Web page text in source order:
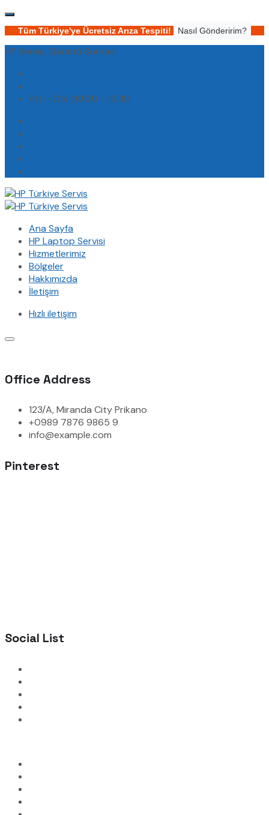
Tüm Türkiye'ye Ücretsiz Arıza Tespiti! Nasıl Gönderirim?
HP Servis, Garanti Sonrası
Pzt - Cts 09.00 - 19.30
Ana Sayfa
HP Laptop Servisi
Hizmetlerimiz
Bölgeler
Hakkımızda
İletişim
Hızlı iletişim
Office Address
123/A, Miranda City Prikano
+0989 7876 9865 9
info@example.com
Pinterest
Social List